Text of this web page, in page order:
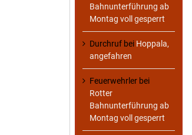
Bahnunterführung ab
Montag voll gesperrt
Durchruf bei Hoppala,
angefahren
Feuerwehrler bei
Rotter
Bahnunterführung ab
Montag voll gesperrt